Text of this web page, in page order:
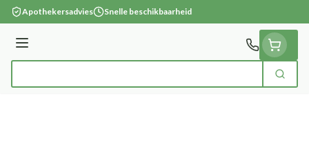
Ga naar de inhoud
Apothekersadvies Snelle beschikbaarheid
Menu
Zoek